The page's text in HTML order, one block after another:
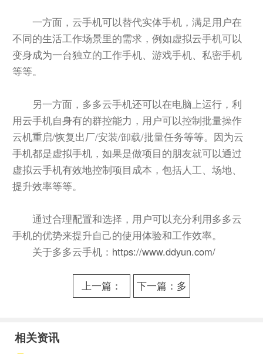
一方面，云手机可以替代实体手机，满足用户在
不同的生活工作场景里的需求，例如虚拟云手机可以
变身成为一台独立的工作手机、游戏手机、私密手机
等等。
另一方面，多多云手机还可以在电脑上运行，利
用云手机自身有的群控能力，用户可以控制批量操作
云机重启/恢复出厂/安装/卸载/批量任务等等。因为云
手机都是虚拟手机，如果是做项目的朋友就可以通过
虚拟云手机有效地控制项目成本，包括人工、场地、
提升效率等等。
通过合理配置和选择，用户可以充分利用多多云
手机的优势来提升自己的使用体验和工作效率。
关于多多云手机： https://www.ddyun.com/
上一篇：
下一篇：多
相关资讯